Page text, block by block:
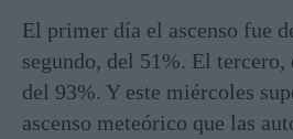
El primer día el ascenso fue
segundo, del 51%. El
del 93%. Y este miércoles
ascenso meteórico que las